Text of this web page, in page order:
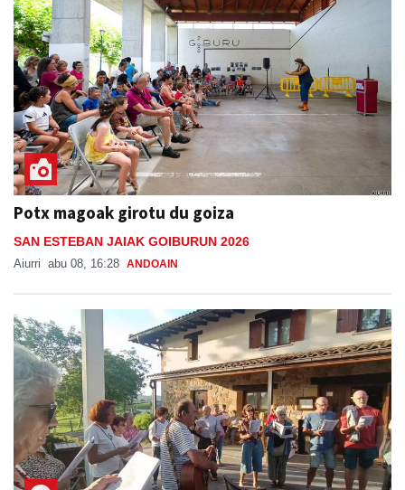
Potx magoak girotu du goiza
SAN ESTEBAN JAIAK GOIBURUN 2026
Aiurri abu 08, 16:28 ANDOAIN